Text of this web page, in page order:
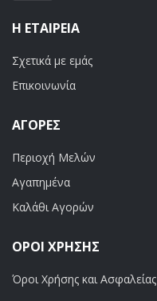
Η ΕΤΑΙΡΕΊΑ
Σχετικά με εμάς
Επικοινωνία
ΑΓΟΡΈΣ
Περιοχή Μελών
Αγαπημένα
Καλάθι Αγορών
ΟΡΟΙ ΧΡΗΣΗΣ
Όροι Χρήσης και Ασφαλείας